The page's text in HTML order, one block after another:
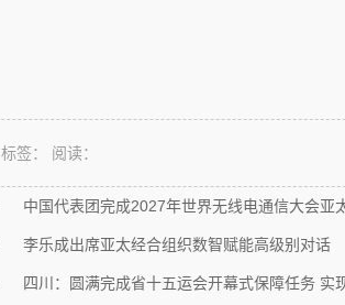
标签： 阅读：
中国代表团完成2027年世界无线电通信大会亚
李乐成出席亚太经合组织数智赋能高级别对话
四川：圆满完成省十五运会开幕式保障任务 实